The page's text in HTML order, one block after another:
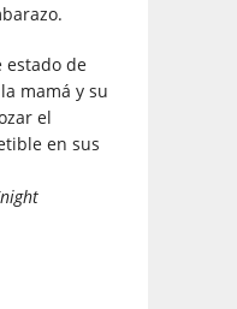
estado de
mamá y su
el
en sus